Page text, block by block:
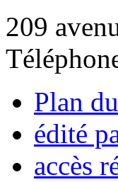
209
Plan
édité
accès